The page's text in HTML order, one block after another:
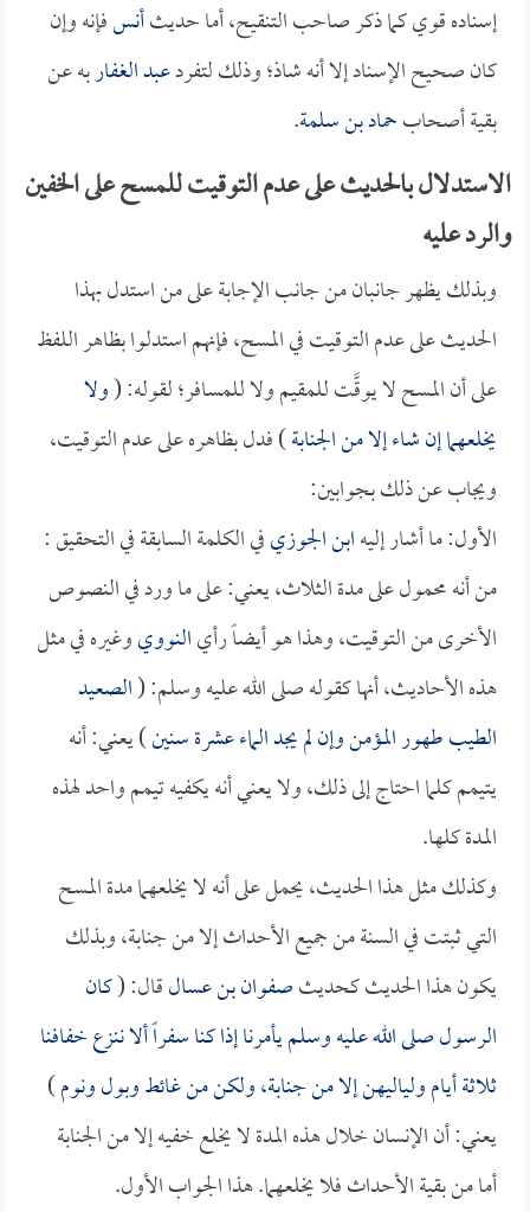
إسناده قوي كما ذكر صاحب التنقيح، أما حديثأنسفإنه وإن
كان صحيح الإسناد إلا أنه شاذ؛ وذلك لتفردعبد الغفاربه عن
بقية أصحابحماد بن سلمة.
الاستدلال بالحديث على عدم التوقيت للمسح على الخفين
والرد عليه
وبذلك يظهر جانبان من جانب الإجابة على من استدل بهذا
الحديث على عدم التوقيت في المسح، فإنهم استدلوا بظاهر اللفظ
على أن المسح لا يوقَّت للمقيم ولا للمسافر؛ لقوله: (ولا
يخلعهما إن شاء إلا من الجنابة) فدل بظاهره على عدم التوقيت،
ويجاب عن ذلك بجوابين:
الأول: ما أشار إليهابن الجوزيفي الكلمة السابقة في التحقيق :
من أنه محمول على مدة الثلاث، يعني: على ما ورد في النصوص
الأخرى من التوقيت، وهذا هو أيضاً رأيالنوويوغيره في مثل
هذه الأحاديث، أنها كقوله صلى الله عليه وسلم: (الصعيد
الطيب طهور المؤمن وإن لم يجد الماء عشرة سنين) يعني: أنه
يتيمم كلما احتاج إلى ذلك، ولا يعني أنه يكفيه تيمم واحد لهذه
المدة كلها.
وكذلك مثل هذا الحديث، يحمل على أنه لا يخلعهما مدة المسح
التي ثبتت في السنة من جميع الأحداث إلا من جنابة، وبذلك
يكون هذا الحديث كحديثصفوان بن عسالقال: (كان
الرسول صلى الله عليه وسلم يأمرنا إذا كنا سفراً ألا ننزع خفافنا
ثلاثة أيام ولياليهن إلا من جنابة، ولكن من غائط وبول ونوم)
يعني: أن الإنسان خلال هذه المدة لا يخلع خفيه إلا من الجنابة
أما من بقية الأحداث فلا يخلعهما. هذا الجواب الأول.